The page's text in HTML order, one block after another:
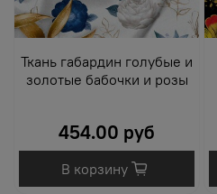
Ткань габардин голубые и
золотые бабочки и розы
454.00 руб
В корзину